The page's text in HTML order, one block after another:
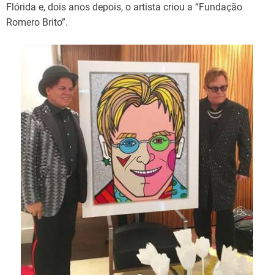
Flórida e, dois anos depois, o artista criou a “Fundação
Romero Brito”.